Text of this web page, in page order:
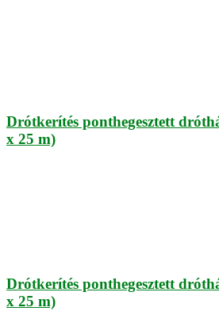
Drótkerítés ponthegesztett
x 25 m)
Drótkerítés ponthegesztett
x 25 m)